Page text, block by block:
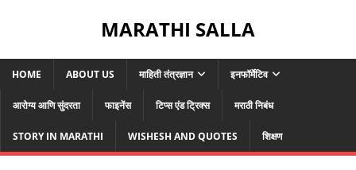
MARATHI SALLA
HOME ABOUT US माहिती तंत्रज्ञान इनफॉर्मेटिव
आरोग्य आणि सुंदरता फाइनेंस टिप्स एंड ट्रिक्स मराठी निबंध
STORY IN MARATHI WISHESH AND QUOTES शिक्षण